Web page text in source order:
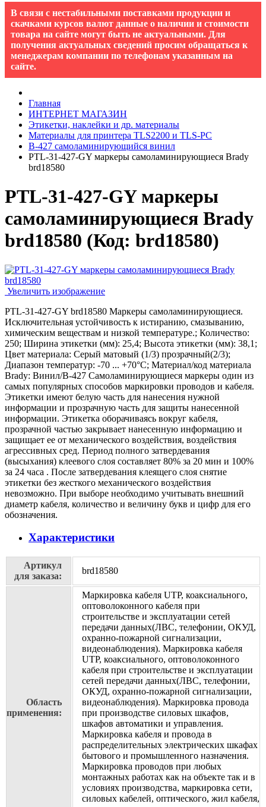
В связи с нестабильными поставками продукции и
скачками курсов валют данные о наличии и стоимости
товара на сайте могут быть не актуальными. Для
получения актуальных сведений просим обращаться к
менеджерам компании по телефонам указанным на
сайте.
Главная
ИНТЕРНЕТ МАГАЗИН
Этикетки, наклейки и др. материалы
Материалы для принтера TLS2200 и TLS-PC
B-427 cамоламинирующийся винил
PTL-31-427-GY маркеры самоламинирующиеся Brady
brd18580
PTL-31-427-GY маркеры
самоламинирующиеся Brady
brd18580 (Код: brd18580)
Увеличить изображение
PTL-31-427-GY brd18580 Маркеры самоламинирующиеся.
Исключительная устойчивость к истиранию, смазыванию,
химическим веществам и низкой температуре.; Количество:
250; Ширина этикетки (мм): 25,4; Высота этикетки (мм): 38,1;
Цвет материала: Серый матовый (1/3) прозрачный(2/3);
Диапазон температур: -70 ... +70°С; Материал/код материала
Brady: Винил/В-427 Самоламинирующиеся маркеры один из
самых популярных способов маркировки проводов и кабеля.
Этикетки имеют белую часть для нанесения нужной
информации и прозрачную часть для защиты нанесенной
информации. Этикетка оборачиваясь вокруг кабеля,
прозрачной частью закрывает нанесенную информацию и
защищает ее от механического воздействия, воздействия
агрессивных сред. Период полного затвердевания
(высыхания) клеевого слоя составляет 80% за 20 мин и 100%
за 24 часа . После затвердевания клеящего слоя снятие
этикетки без жесткого механического воздействия
невозможно. При выборе необходимо учитывать внешний
диаметр кабеля, количество и величину букв и цифр для его
обозначения.
Характеристики
Артикул
для заказа:
brd18580
Область
применения:
Маркировка кабеля UTP, коаксиального,
оптоволоконного кабеля при
строительстве и эксплуатации сетей
передачи данных(ЛВС, телефонии, ОКУД,
охранно-пожарной сигнализации,
видеонаблюдения). Маркировка кабеля
UTP, коаксиального, оптоволоконного
кабеля при строительстве и эксплуатации
сетей передачи данных(ЛВС, телефонии,
ОКУД, охранно-пожарной сигнализации,
видеонаблюдения). Маркировка провода
при производстве силовых шкафов,
шкафов автоматики и управления.
Маркировка кабеля и провода в
распределительных электрических шкафах
бытового и промышленного назначения.
Маркировка проводов при любых
монтажных работах как на объекте так и в
условиях производства, маркировка сети,
силовых кабелей, оптического, жил кабеля,